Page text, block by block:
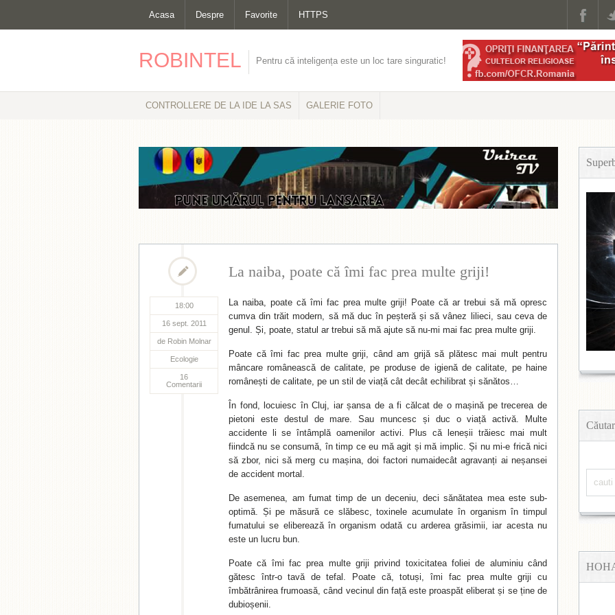
Acasa Despre Favorite HTTPS
ROBINTEL Pentru că inteligența este un loc tare singuratic!
CONTROLLERE DE LA IDE LA SAS GALERIE FOTO
18:00
16 sept. 2011
de Robin Molnar
Ecologie
16
Comentarii
La naiba, poate că îmi fac prea multe griji!
La naiba, poate că îmi fac prea multe griji! Poate că ar trebui să mă opresc
cumva din trăit modern, să mă duc în peșteră și să vânez lilieci, sau ceva de
genul. Și, poate, statul ar trebui să mă ajute să nu-mi mai fac prea multe griji.
Poate că îmi fac prea multe griji, când am grijă să plătesc mai mult pentru
mâncare românească de calitate, pe produse de igienă de calitate, pe haine
românești de calitate, pe un stil de viață cât decât echilibrat și sănătos…
În fond, locuiesc în Cluj, iar șansa de a fi călcat de o mașină pe trecerea de
pietoni este destul de mare. Sau muncesc și duc o viață activă. Multe
accidente li se întâmplă oamenilor activi. Plus că leneșii trăiesc mai mult
fiindcă nu se consumă, în timp ce eu mă agit și mă implic. Și nu mi-e frică nici
să zbor, nici să merg cu mașina, doi factori numaidecât agravanți ai neșansei
de accident mortal.
De asemenea, am fumat timp de un deceniu, deci sănătatea mea este sub-
optimă. Și pe măsură ce slăbesc, toxinele acumulate în organism în timpul
fumatului se eliberează în organism odată cu arderea grăsimii, iar acesta nu
este un lucru bun.
Poate că îmi fac prea multe griji privind toxicitatea foliei de aluminiu când
gătesc într-o tavă de tefal. Poate că, totuși, îmi fac prea multe griji cu
îmbătrânirea frumoasă, când vecinul din față este proaspăt eliberat și se ține de
dubioșenii.